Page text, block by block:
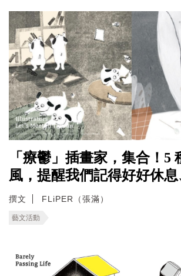
「療鬱」插畫家，集合！5
風，提醒我們記得好好休
撰文 FLiPER（張滿）
藝文活動